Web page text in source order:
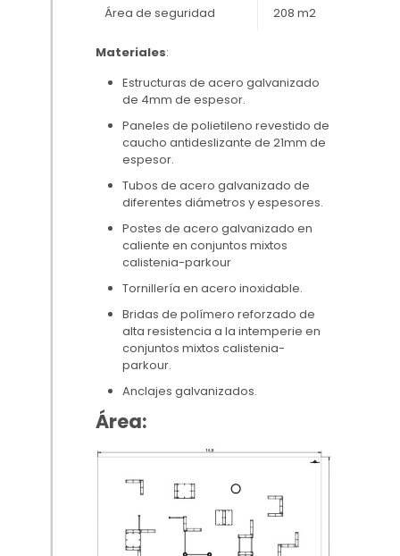
Área de seguridad 208 m2
Materiales:
Estructuras de acero galvanizado
de 4mm de espesor.
Paneles de polietileno revestido de
caucho antideslizante de 21mm de
espesor.
Tubos de acero galvanizado de
diferentes diámetros y espesores.
Postes de acero galvanizado en
caliente en conjuntos mixtos
calistenia-parkour
Tornillería en acero inoxidable.
Bridas de polímero reforzado de
alta resistencia a la intemperie en
conjuntos mixtos calistenia-
parkour.
Anclajes galvanizados.
Área: